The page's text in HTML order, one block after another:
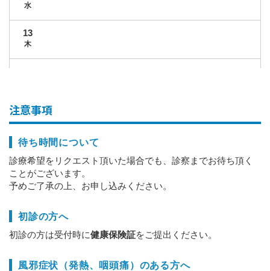
水
13
木
15
土
16
日
17
火
19
注意事項
待ち時間について
診療希望をリクエスト頂いた場合でも、診察までお待ち頂く
ことがございます。
予めご了承の上、お申し込みください。
初診の方へ
初診の方は受付時に健康保険証をご提出ください。
風邪症状（発熱、咽頭痛）のある方へ